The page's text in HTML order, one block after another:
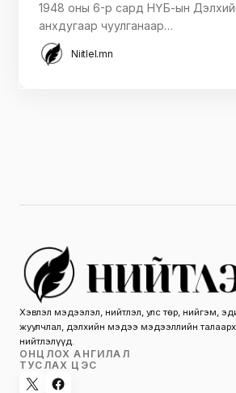
1948 оны 6-р сард НҮБ-ын Дэлхийн
анхдугаар чуулганаар…
Niitlel.mn
Хэвлэл мэдээлэл, нийтлэл, улс төр, нийгэм,
жуулчлал, дэлхийн мэдээ мэдээллийн
нийтлэлүүд.
ОНЦЛОХ АНГИЛАЛ
ТУСЛАХ ЦЭС